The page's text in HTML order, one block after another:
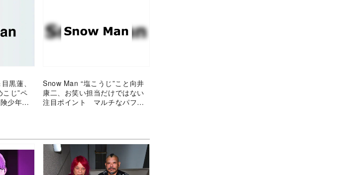
黒蓮、
こじ”ペ
少年』
Snow Man “塩こうじ”こと向井
康二、お笑い担当だけではない
注目ポイント マルチなパフォ